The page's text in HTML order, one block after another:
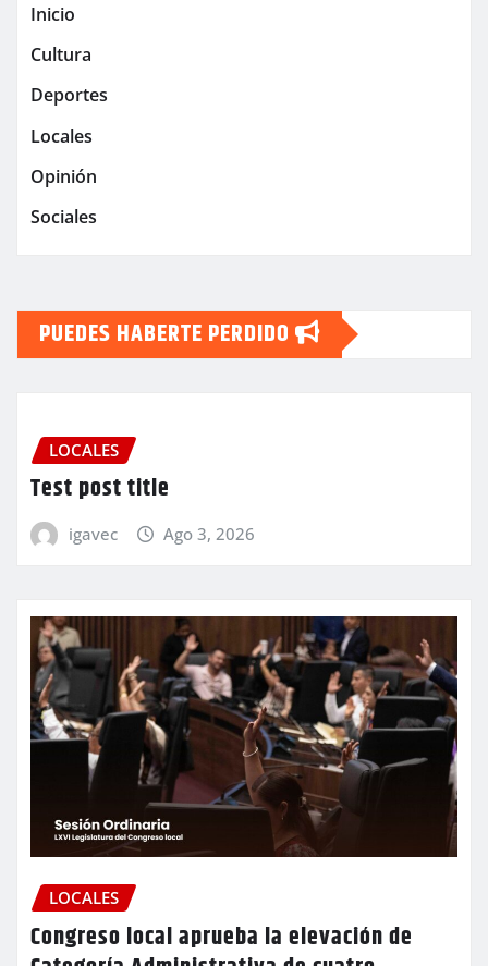
Inicio
Cultura
Deportes
Locales
Opinión
Sociales
PUEDES HABERTE PERDIDO
LOCALES
Test post title
igavec Ago 3, 2026
LOCALES
Congreso local aprueba la elevación de